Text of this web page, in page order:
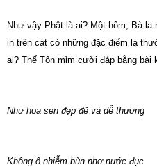
Như vậy Phật là ai? Một hôm, Bà la
in trên cát có những đặc điểm lạ
ai? Thế Tôn mỉm cười đáp bằng bài
Như hoa sen đẹp đẽ và dễ thương
Không ô nhiễm bùn nhơ nước đục